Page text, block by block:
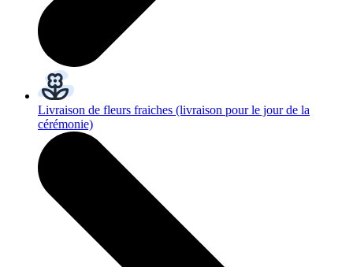
Livraison de fleurs fraiches (livraison pour le jour de la
cérémonie)